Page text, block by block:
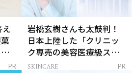
え
PR
岩橋玄樹さんも太鼓判！
日本上陸した「クリニッ
ク専売の美容医療級スキ
ンケア」
SKINCARE PR